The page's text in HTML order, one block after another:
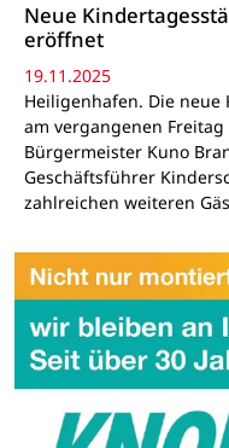
Neue
eröffnet
19.11.2025
Heiligenhafen. Die neue
am vergangenen
Bürgermeister Kuno
Geschäftsführer
zahlreichen weiteren